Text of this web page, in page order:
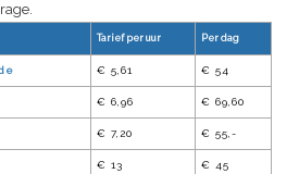
Tarief per uur Per dag
€ 5,61 € 54
€ 6,96 € 69,60
€ 7,20 € 55,-
€ 13 € 45